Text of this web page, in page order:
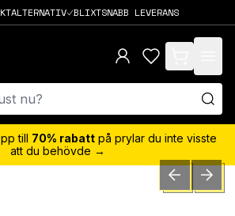
BLIXTSNABB LEVERANS
items in cart,
till 70% rabatt på prylar du inte visste
att du behövde →
PREVIOUSNEXT